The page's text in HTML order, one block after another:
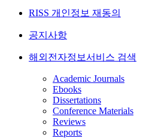
RISS 개인정보 재동의
공지사항
해외전자정보서비스 검색
Academic Journals
Ebooks
Dissertations
Conference Materials
Reviews
Reports